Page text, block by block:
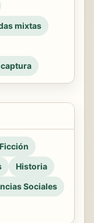
mixtas
Historia
Sociales